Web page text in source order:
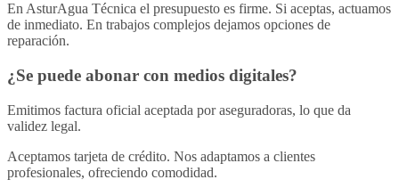
En AsturAgua Técnica el presupuesto es firme. Si aceptas, actuamos
de inmediato. En trabajos complejos dejamos opciones de
reparación.
¿Se puede abonar con medios digitales?
Emitimos factura oficial aceptada por aseguradoras, lo que da
validez legal.
Aceptamos tarjeta de crédito. Nos adaptamos a clientes
profesionales, ofreciendo comodidad.